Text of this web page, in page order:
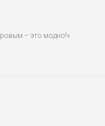
– это модно!»